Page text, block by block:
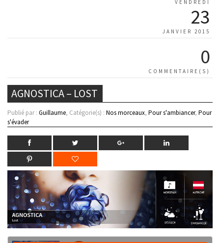
VENDREDI
23
JANVIER 2015
0
COMMENTAIRE(S)
AGNOSTICA – LOST
Publié par : Guillaume, Catégorie(s) : Nos morceaux, Pour s'ambiancer, Pour
s'évader